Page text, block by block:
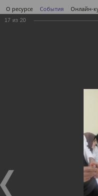
О ресурсе События Онлайн-
Семинар-тренинг
международному
веществ.
17 из 20